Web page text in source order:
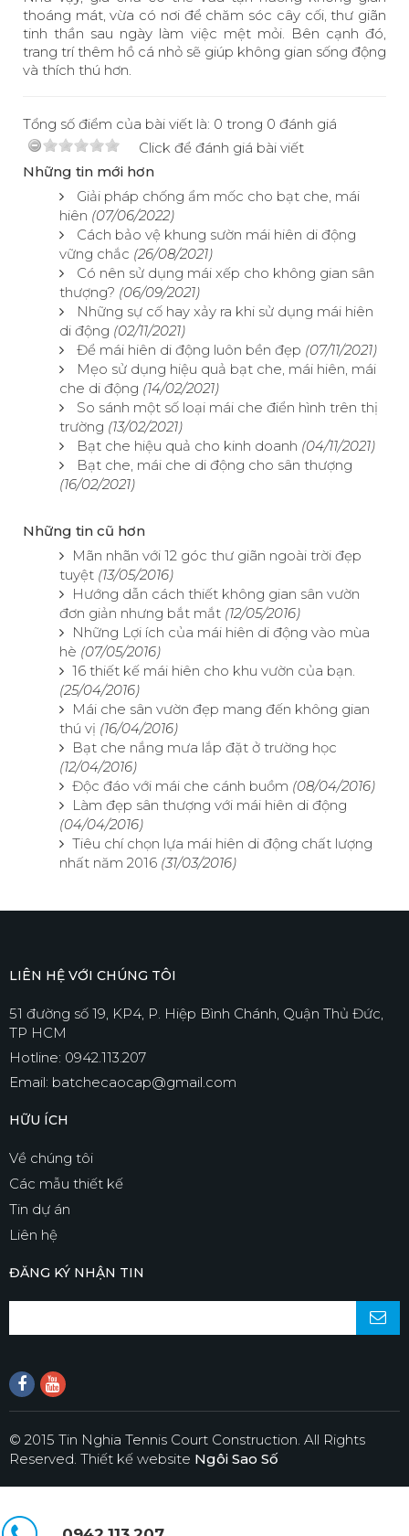
thoáng mát, vừa có nơi để chăm sóc cây cối, thư giãn
tinh thần sau ngày làm việc mệt mỏi. Bên cạnh đó,
trang trí thêm hồ cá nhỏ sẽ giúp không gian sống động
và thích thú hơn.
Tổng số điểm của bài viết là: 0 trong 0 đánh giá
Click để đánh giá bài viết
Những tin mới hơn
Giải pháp chống ẩm mốc cho bạt che, mái
hiên (07/06/2022)
Cách bảo vệ khung sườn mái hiên di động
vững chắc (26/08/2021)
Có nên sử dụng mái xếp cho không gian sân
thượng? (06/09/2021)
Những sự cố hay xảy ra khi sử dụng mái hiên
di động (02/11/2021)
Để mái hiên di động luôn bền đẹp (07/11/2021)
Mẹo sử dụng hiệu quả bạt che, mái hiên, mái
che di động (14/02/2021)
So sánh một số loại mái che điển hình trên thị
trường (13/02/2021)
Bạt che hiệu quả cho kinh doanh (04/11/2021)
Bạt che, mái che di động cho sân thượng
(16/02/2021)
Những tin cũ hơn
Mãn nhãn với 12 góc thư giãn ngoài trời đẹp
tuyệt (13/05/2016)
Hướng dẫn cách thiết không gian sân vườn
đơn giản nhưng bắt mắt (12/05/2016)
Những Lợi ích của mái hiên di động vào mùa
hè (07/05/2016)
16 thiết kế mái hiên cho khu vườn của bạn.
(25/04/2016)
Mái che sân vườn đẹp mang đến không gian
thú vị (16/04/2016)
Bạt che nắng mưa lắp đặt ở trường học
(12/04/2016)
Độc đáo với mái che cánh buồm (08/04/2016)
Làm đẹp sân thượng với mái hiên di động
(04/04/2016)
Tiêu chí chọn lựa mái hiên di động chất lượng
nhất năm 2016 (31/03/2016)
LIÊN HỆ VỚI CHÚNG TÔI
51 đường số 19, KP4, P. Hiệp Bình Chánh, Quận Thủ Đức,
TP HCM
Hotline: 0942.113.207
Email: batchecaocap@gmail.com
HỮU ÍCH
Về chúng tôi
Các mẫu thiết kế
Tin dự án
Liên hệ
ĐĂNG KÝ NHẬN TIN
© 2015 Tin Nghia Tennis Court Construction. All Rights
Reserved. Thiết kế website Ngôi Sao Số